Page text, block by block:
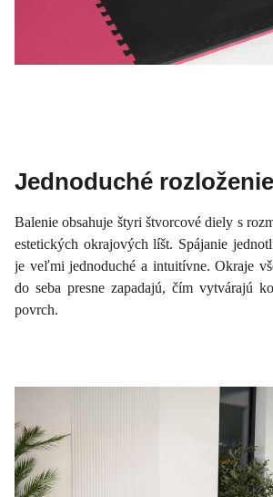
Jednoduché
Balenie obsahuje štyri štvorcové diely s
estetických okrajových líšt. Spájanie
je veľmi jednoduché a intuitívne. Okraje
do seba presne zapadajú, čím vytvárajú
povrch.